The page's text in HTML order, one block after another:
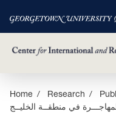
SkipHome Research
في منطقــة الخليــج